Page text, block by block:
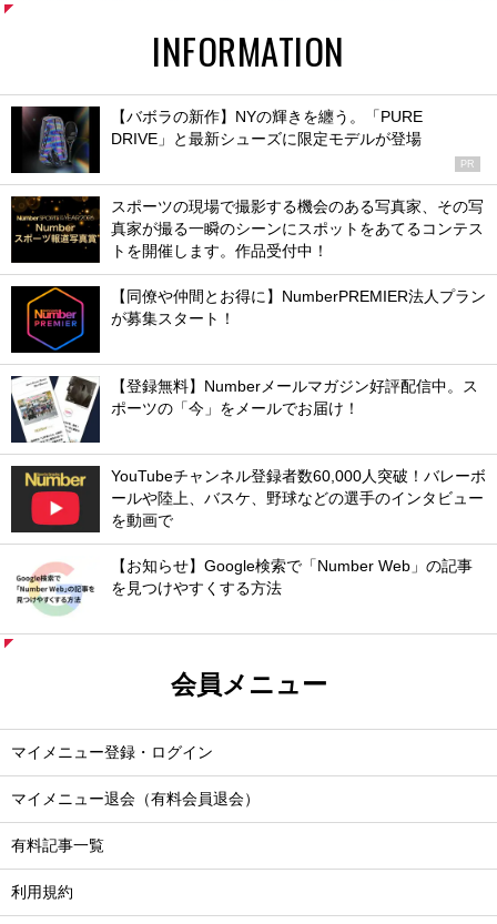
INFORMATION
【バボラの新作】NYの輝きを纏う。「PURE
DRIVE」と最新シューズに限定モデルが登場
PR
スポーツの現場で撮影する機会のある写真家、その写
真家が撮る一瞬のシーンにスポットをあてるコンテス
トを開催します。作品受付中！
【同僚や仲間とお得に】NumberPREMIER法人プラン
が募集スタート！
【登録無料】Numberメールマガジン好評配信中。ス
ポーツの「今」をメールでお届け！
YouTubeチャンネル登録者数60,000人突破！バレーボ
ールや陸上、バスケ、野球などの選手のインタビュー
を動画で
【お知らせ】Google検索で「Number Web」の記事
を見つけやすくする方法
会員メニュー
マイメニュー登録・ログイン
マイメニュー退会（有料会員退会）
有料記事一覧
利用規約